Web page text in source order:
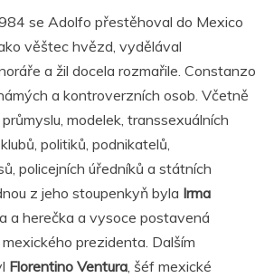
se Adolfo přestěhoval do Mexico
věštec hvězd, vydělával
a žil docela rozmařile. Constanzo
a kontroverzních osob. Včetně
modelek, transsexuálních
politiků, podnikatelů,
policejních úředníků a státních
z jeho stoupenkyň byla Irma
a herečka a vysoce postavená
prezidenta. Dalším
Florentino Ventura , šéf mexické